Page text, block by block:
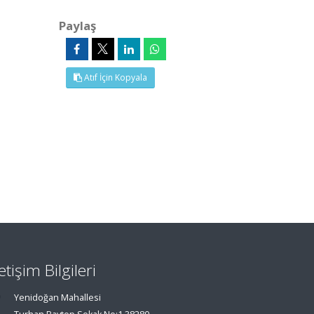
Paylaş
Atıf İçin Kopyala
Bilgileri
Yenidoğan Mahallesi